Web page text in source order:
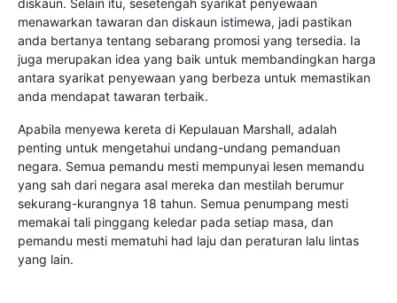
diskaun. Selain itu, sesetengah syarikat penyewaan
menawarkan tawaran dan diskaun istimewa, jadi pastikan
anda bertanya tentang sebarang promosi yang tersedia. Ia
juga merupakan idea yang baik untuk membandingkan harga
antara syarikat penyewaan yang berbeza untuk memastikan
anda mendapat tawaran terbaik.
Apabila menyewa kereta di Kepulauan Marshall, adalah
penting untuk mengetahui undang-undang pemanduan
negara. Semua pemandu mesti mempunyai lesen memandu
yang sah dari negara asal mereka dan mestilah berumur
sekurang-kurangnya 18 tahun. Semua penumpang mesti
memakai tali pinggang keledar pada setiap masa, dan
pemandu mesti mematuhi had laju dan peraturan lalu lintas
yang lain.